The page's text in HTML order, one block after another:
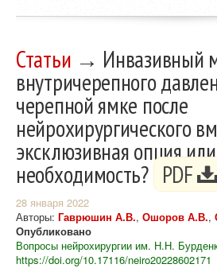
Статьи → Инвазивный
внутричерепного
черепной ямке после
нейрохирургического
эксклюзивная опция или
необходимость? PDF
28 января 2022
Авторы: Гаврюшин А.В., Ошоров А.В.,
Опубликовано
Вопросы нейрохирургии им. Н.Н.
https://doi.org/10.17116/neiro20228602171